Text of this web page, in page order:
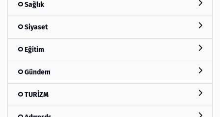
Sağlık
Siyaset
Eğitim
Gündem
TURİZM